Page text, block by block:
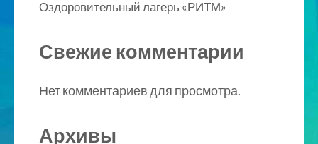
Оздоровительный лагерь «РИТМ»
Свежие комментарии
Нет комментариев для просмотра.
Архивы